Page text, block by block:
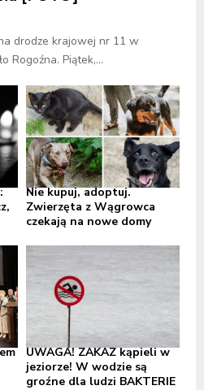
drodze krajowej nr 11 w
Rogoźna. Piątek,...
Nie kupuj, adoptuj.
Zwierzęta z Wągrowca
czekają na nowe domy
UWAGA! ZAKAZ kąpieli w
jeziorze! W wodzie są
groźne dla ludzi BAKTERIE